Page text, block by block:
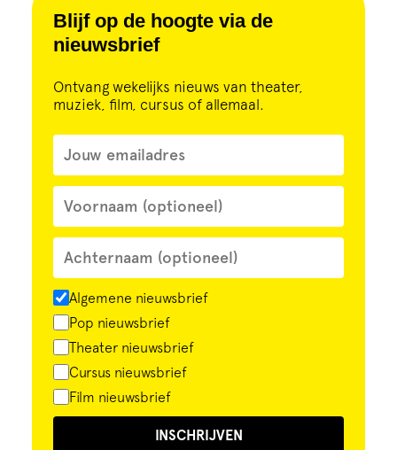
ECI Cultuurcafé
Over ons
Contact
Steun ons
Blijf op de hoogte via de
nieuwsbrief
Ontvang wekelijks nieuws van theater,
muziek, film, cursus of allemaal.
Algemene nieuwsbrief
Pop nieuwsbrief
Theater nieuwsbrief
Cursus nieuwsbrief
Film nieuwsbrief
INSCHRIJVEN